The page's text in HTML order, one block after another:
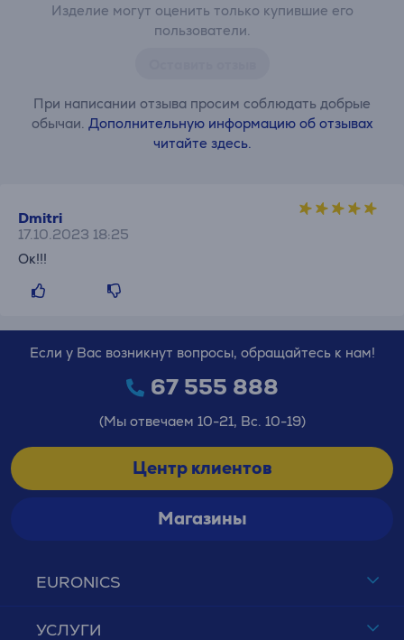
Изделие могут оценить только купившие его
пользователи.
При написании отзыва просим соблюдать добрые
обычаи. Дополнительную информацию об отзывах
читайте здесь.
Dmitri
17.10.2023 18:25
Ок!!!
EURONICS
УСЛУГИ
Если у Вас возникнут вопросы, обращайтесь к нам!
67 555 888
(Мы отвечаем 10-21, Вс. 10-19)
Центр клиентов
Магазины